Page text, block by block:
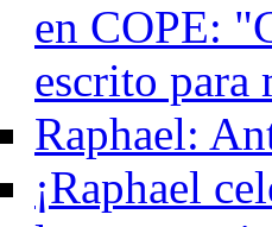
en COPE:
escrito para
Raphael:
¡Raphael